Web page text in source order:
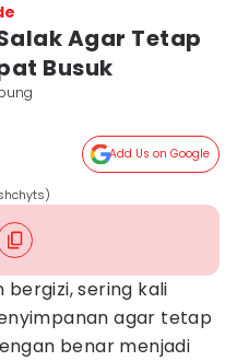
Agar Tetap
Busuk
Add Us on Google
bergizi, sering kali
agar tetap
benar menjadi